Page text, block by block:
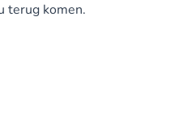
terug komen.